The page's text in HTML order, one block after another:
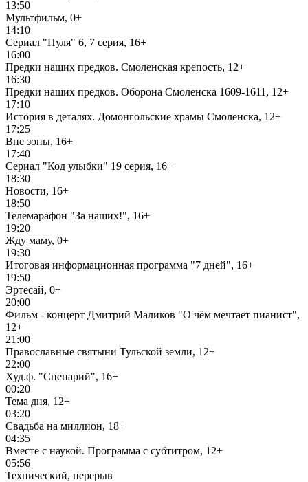
13:50
Мультфильм, 0+
14:10
Сериал "Пуля" 6, 7 серия, 16+
16:00
Предки наших предков. Смоленская крепость, 12+
16:30
Предки наших предков. Оборона Смоленска 1609-1611, 12+
17:10
История в деталях. Домонгольские храмы Смоленска, 12+
17:25
Вне зоны, 16+
17:40
Сериал "Код улыбки" 19 серия, 16+
18:30
Новости, 16+
18:50
Телемарафон "За наших!", 16+
19:20
Жду маму, 0+
19:30
Итоговая информационная программа "7 дней", 16+
19:50
Эртесай, 0+
20:00
Фильм - концерт Дмитрий Маликов "О чём мечтает пианист",
12+
21:00
Православные святыни Тульской земли, 12+
22:00
Худ.ф. "Сценарий", 16+
00:20
Тема дня, 12+
03:20
Свадьба на миллион, 18+
04:35
Вместе с наукой. Программа с субтитром, 12+
05:56
Технический, перерыв